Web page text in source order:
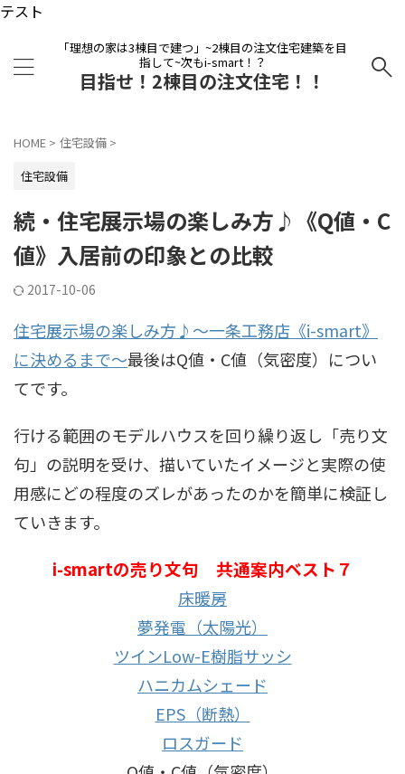
テスト
「理想の家は3棟目で建つ」~2棟目の注文住宅建築を目
指して~次もi-smart！？
目指せ！2棟目の注文住宅！！
HOME > 住宅設備 >
住宅設備
続・住宅展示場の楽しみ方♪《Q値・C
値》入居前の印象との比較
2017-10-06
住宅展示場の楽しみ方♪～一条工務店《i-smart》
に決めるまで～最後はQ値・C値（気密度）につい
てです。
行ける範囲のモデルハウスを回り繰り返し「売り文
句」の説明を受け、描いていたイメージと実際の使
用感にどの程度のズレがあったのかを簡単に検証し
ていきます。
i-smartの売り文句 共通案内ベスト７
床暖房
夢発電（太陽光）
ツインLow-E樹脂サッシ
ハニカムシェード
EPS（断熱）
ロスガード